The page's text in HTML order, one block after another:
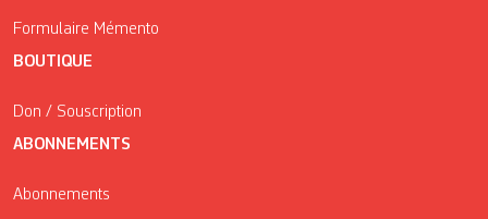
Formulaire Mémento
BOUTIQUE
Don / Souscription
ABONNEMENTS
Abonnements